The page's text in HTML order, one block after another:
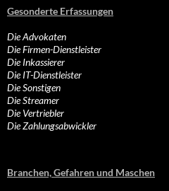
Gesonderte Erfassungen
Die Advokaten
Die Firmen-Dienstleister
Die Inkassierer
Die IT-Dienstleister
Die Sonstigen
Die Streamer
Die Vertriebler
Die Zahlungsabwickler
Branchen, Gefahren und Maschen